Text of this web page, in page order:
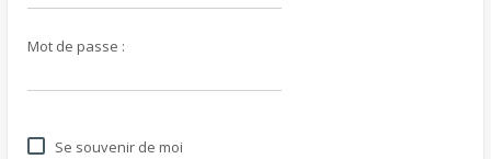
Mot de passe :
Se souvenir de moi